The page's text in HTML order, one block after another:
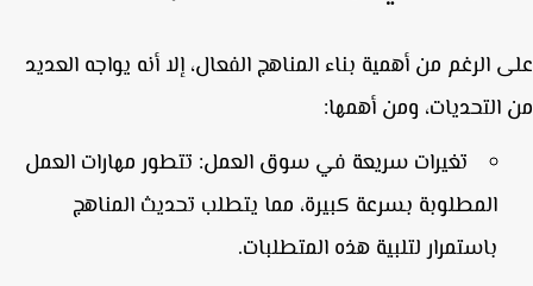
الرغم من أهمية بناء المناهج الفعال، إلا أنه يواجه العديد
ومن أهمها:
تغيرات سريعة في سوق العمل:تتطور مهارات العمل
المطلوبة بسرعة كبيرة، مما يتطلب تحديث المناهج
باستمرار لتلبية هذه المتطلبات.